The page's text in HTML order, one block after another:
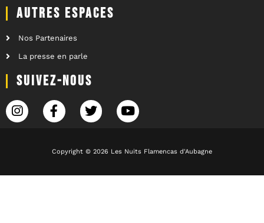
AUTRES ESPACES
Nos Partenaires
La presse en parle
SUIVEZ-NOUS
Copyright © 2026 Les Nuits Flamencas d'Aubagne